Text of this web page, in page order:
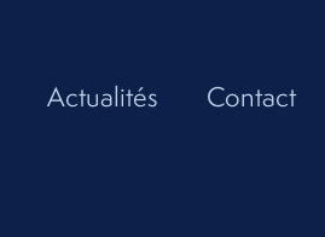
Actualités Contact